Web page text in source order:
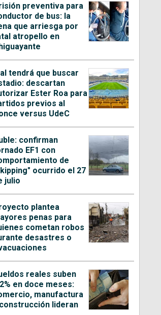
preventiva para
de bus: la
que arriesga por
atropello en
tendrá que buscar
descartan
Ester Roa para
previos al
versus UdeC
confirman
EF1 con
de
ocurrido el 27
julio
plantea
penas para
cometan robos
desastres o
reales suben
en doce meses:
manufactura
lideran